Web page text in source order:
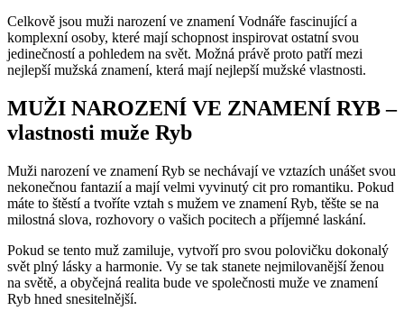
Celkově jsou muži narození ve znamení Vodnáře fascinující a
komplexní osoby, které mají schopnost inspirovat ostatní svou
jedinečností a pohledem na svět. Možná právě proto patří mezi
nejlepší mužská znamení, která mají nejlepší mužské vlastnosti.
MUŽI NAROZENÍ VE ZNAMENÍ RYB –
vlastnosti muže Ryb
Muži narození ve znamení Ryb se nechávají ve vztazích unášet svou
nekonečnou fantazií a mají velmi vyvinutý cit pro romantiku. Pokud
máte to štěstí a tvoříte vztah s mužem ve znamení Ryb, těšte se na
milostná slova, rozhovory o vašich pocitech a příjemné laskání.
Pokud se tento muž zamiluje, vytvoří pro svou polovičku dokonalý
svět plný lásky a harmonie. Vy se tak stanete nejmilovanější ženou
na světě, a obyčejná realita bude ve společnosti muže ve znamení
Ryb hned snesitelnější.